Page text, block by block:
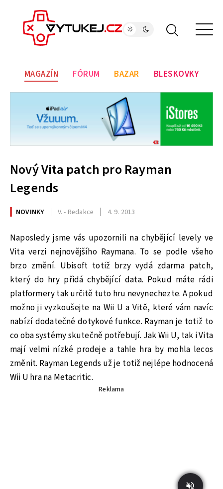
MAGAZÍN FÓRUM BAZAR BLESKOVKY
Nový Vita patch pro Rayman
Legends
NOVINKY V. - Redakce 4. 9. 2013
Naposledy jsme vás upozornili na chybějící levely ve
Vita verzi nejnovějšího Raymana. To se podle všeho
brzo změní. Ubisoft totiž brzy vydá zdarma patch,
který do hry přidá chybějící data. Pokud máte rádi
platformery tak určitě tuto hru nevynechezte. A pokud
možno ji vyzkoušejte na Wii U a Vitě, které vám navíc
nabízí dodatečné dotykové funkce. Rayman je totiž to
co oba systémy skutečně potřebují. Jak Wii U, tak i Vita
mají velmi nízké prodeje a tahle hra by mohla lecos
změnit. Rayman Legends už je totiž nejlépe hodnocená
Wii U hra na Metacritic.
Reklama